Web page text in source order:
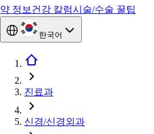
약 정보 건강 칼럼시술/수술 꿀팁
한국어
진료과
신경/신경외과